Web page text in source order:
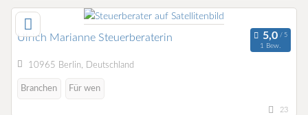
Ulrich Marianne Steuerberaterin
1 Bew.
10965 Berlin, Deutschland
Branchen Für wen
23